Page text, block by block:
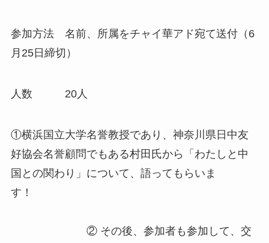
参加方法 名前、所属をチャイ華アド宛て送付（6
月25日締切）
人数 20人
①横浜国立大学名誉教授であり、神奈川県日中友
好協会名誉顧問でもある村田氏から「わたしと中
国との関わり」について、語って もらいま
す！
② その後、参加者も参加して、交